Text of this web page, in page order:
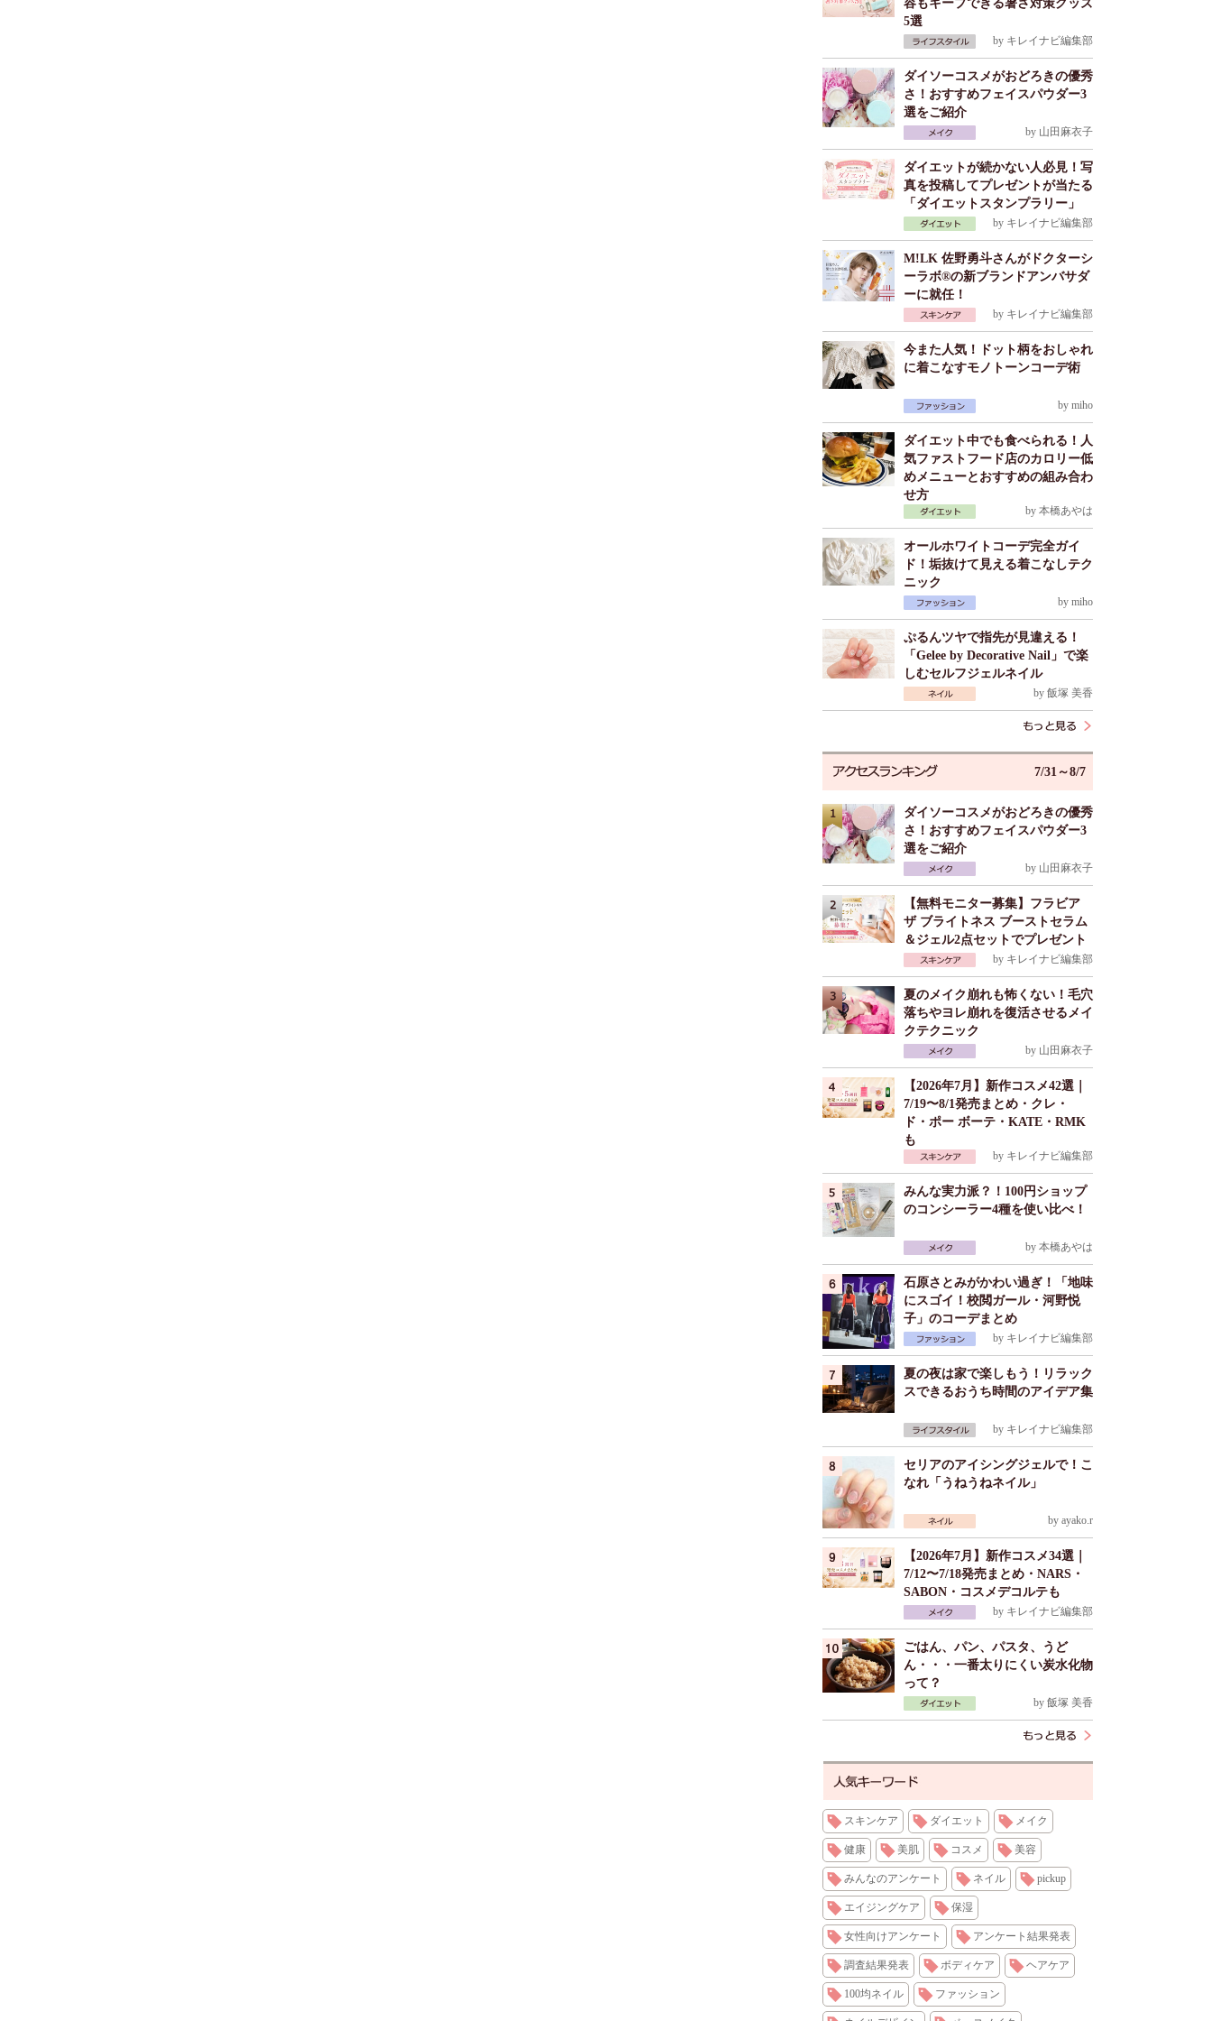
容もキープできる暑さ対策グッズ
5選
by キレイナビ編集部
ダイソーコスメがおどろきの優秀
さ！おすすめフェイスパウダー3
選をご紹介
by 山田麻衣子
ダイエットが続かない人必見！写
真を投稿してプレゼントが当たる
「ダイエットスタンプラリー」
by キレイナビ編集部
M!LK 佐野勇斗さんがドクターシ
ーラボ®の新ブランドアンバサダ
ーに就任！
by キレイナビ編集部
今また人気！ドット柄をおしゃれ
に着こなすモノトーンコーデ術
by miho
ダイエット中でも食べられる！人
気ファストフード店のカロリー低
めメニューとおすすめの組み合わ
せ方
by 本橋あやは
オールホワイトコーデ完全ガイ
ド！垢抜けて見える着こなしテク
ニック
by miho
ぷるんツヤで指先が見違える！
「Gelee by Decorative Nail」で楽
しむセルフジェルネイル
by 飯塚 美香
7/31～8/7
ダイソーコスメがおどろきの優秀
さ！おすすめフェイスパウダー3
選をご紹介
by 山田麻衣子
【無料モニター募集】フラビア
ザ ブライトネス ブーストセラム
＆ジェル2点セットでプレゼント
by キレイナビ編集部
夏のメイク崩れも怖くない！毛穴
落ちやヨレ崩れを復活させるメイ
クテクニック
by 山田麻衣子
【2026年7月】新作コスメ42選｜
7/19〜8/1発売まとめ・クレ・
ド・ポー ボーテ・KATE・RMK
も
by キレイナビ編集部
みんな実力派？！100円ショップ
のコンシーラー4種を使い比べ！
by 本橋あやは
石原さとみがかわい過ぎ！「地味
にスゴイ！校閲ガール・河野悦
子」のコーデまとめ
by キレイナビ編集部
夏の夜は家で楽しもう！リラック
スできるおうち時間のアイデア集
by キレイナビ編集部
セリアのアイシングジェルで！こ
なれ「うねうねネイル」
by ayako.r
【2026年7月】新作コスメ34選｜
7/12〜7/18発売まとめ・NARS・
SABON・コスメデコルテも
by キレイナビ編集部
ごはん、パン、パスタ、うど
ん・・・一番太りにくい炭水化物
って？
by 飯塚 美香
スキンケア ダイエット メイク
健康 美肌 コスメ 美容
みんなのアンケート ネイル pickup
エイジングケア 保湿
女性向けアンケート アンケート結果発表
調査結果発表 ボディケア ヘアケア
100均ネイル ファッション